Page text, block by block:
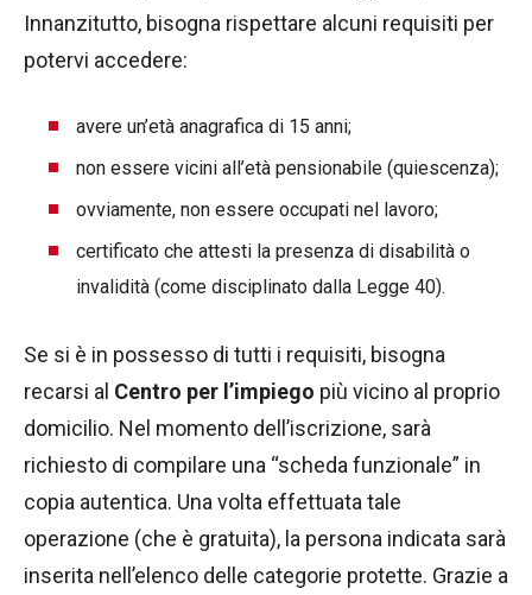
Innanzitutto, bisogna rispettare alcuni requisiti per
potervi accedere:
avere un’età anagrafica di 15 anni;
non essere vicini all’età pensionabile (quiescenza);
ovviamente, non essere occupati nel lavoro;
certificato che attesti la presenza di disabilità o
invalidità (come disciplinato dalla Legge 40).
Se si è in possesso di tutti i requisiti, bisogna
recarsi al Centro per l’impiego più vicino al proprio
domicilio. Nel momento dell’iscrizione, sarà
richiesto di compilare una “scheda funzionale” in
copia autentica. Una volta effettuata tale
operazione (che è gratuita), la persona indicata sarà
inserita nell’elenco delle categorie protette. Grazie a